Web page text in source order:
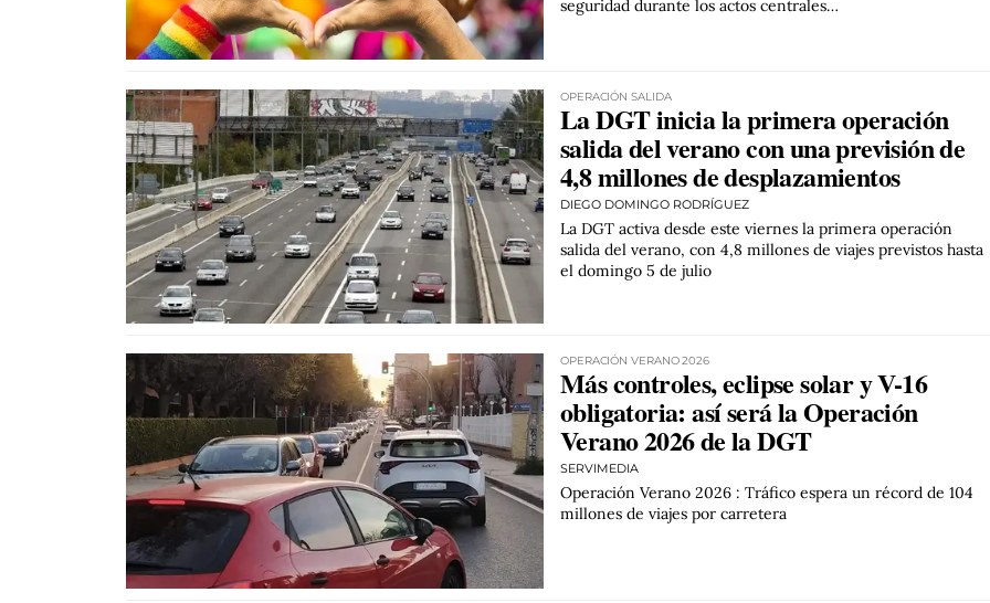
seguridad durante los actos centrales…
OPERACIÓN SALIDA
La DGT inicia la primera operación
salida del verano con una previsión de
4,8 millones de desplazamientos
DIEGO DOMINGO RODRÍGUEZ
La DGT activa desde este viernes la primera operación
salida del verano, con 4,8 millones de viajes previstos hasta
el domingo 5 de julio
OPERACIÓN VERANO 2026
Más controles, eclipse solar y V-16
obligatoria: así será la Operación
Verano 2026 de la DGT
SERVIMEDIA
Operación Verano 2026 : Tráfico espera un récord de 104
millones de viajes por carretera